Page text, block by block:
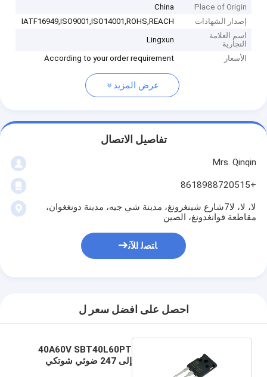
Place of Origin
China
إصدار الشهادات
IATF16949,ISO9001,ISO14001,ROHS,REACH
اسم العلامة
التجارية
Lingxun
الأسعار According to your order requirement
عرض المزيد
تفاصيل الاتصال
Mrs. Qinqin
+8618988720515
لا، لا، لا7شارع شينغرونغ، مدينة شي جيه، مدينة دونغغوان،
مقاطعة قوانغدونغ، الصين
ﺎﺘﺼﻟ ﺍﻶﻧ
احصل على افضل سعر ل
40A60V SBT40L60PT
إلى 247 ضوئي شوتكي